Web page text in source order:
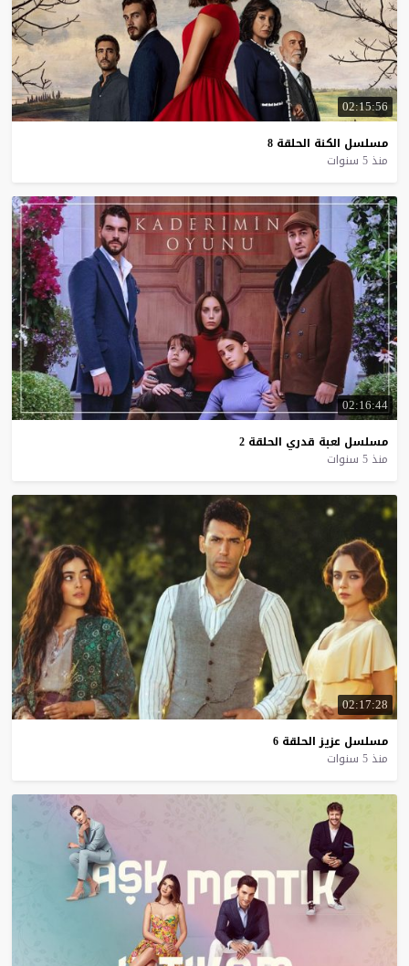
02:15:56
مسلسل الكنة الحلقة 8
منذ 5 سنوات
02:16:44
مسلسل لعبة قدري الحلقة 2
منذ 5 سنوات
02:17:28
مسلسل عزيز الحلقة 6
منذ 5 سنوات